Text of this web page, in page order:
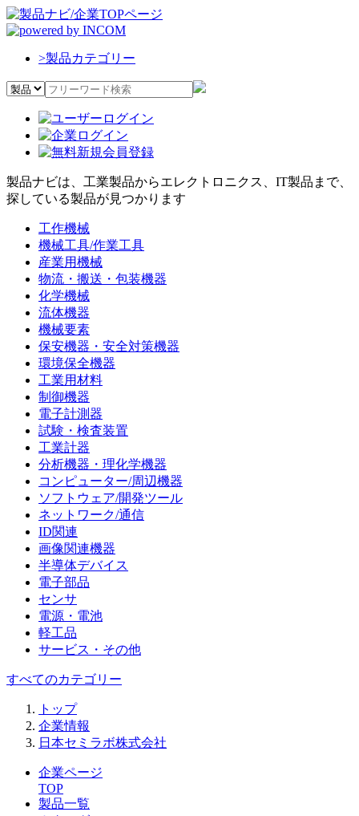
>製品カテゴリー
製品ナビは、工業製品からエレクトロニクス、IT製品まで、
探している製品が見つかります
工作機械
機械工具/作業工具
産業用機械
物流・搬送・包装機器
化学機械
流体機器
機械要素
保安機器・安全対策機器
環境保全機器
工業用材料
制御機器
電子計測器
試験・検査装置
工業計器
分析機器・理化学機器
コンピューター/周辺機器
ソフトウェア/開発ツール
ネットワーク/通信
ID関連
画像関連機器
半導体デバイス
電子部品
センサ
電源・電池
軽工品
サービス・その他
すべてのカテゴリー
トップ
企業情報
日本セミラボ株式会社
企業ページ
TOP
製品一覧